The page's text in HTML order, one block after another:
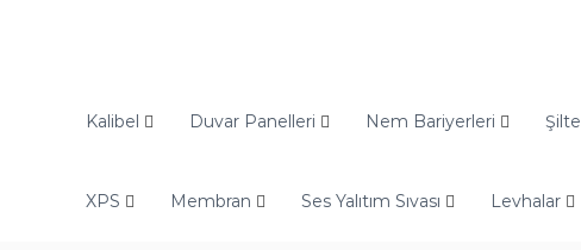
d
E
Kalibel Duvar Panelleri Nem Bariyerleri Şilte
XPS Membran Ses Yalıtım Sıvası Levhalar